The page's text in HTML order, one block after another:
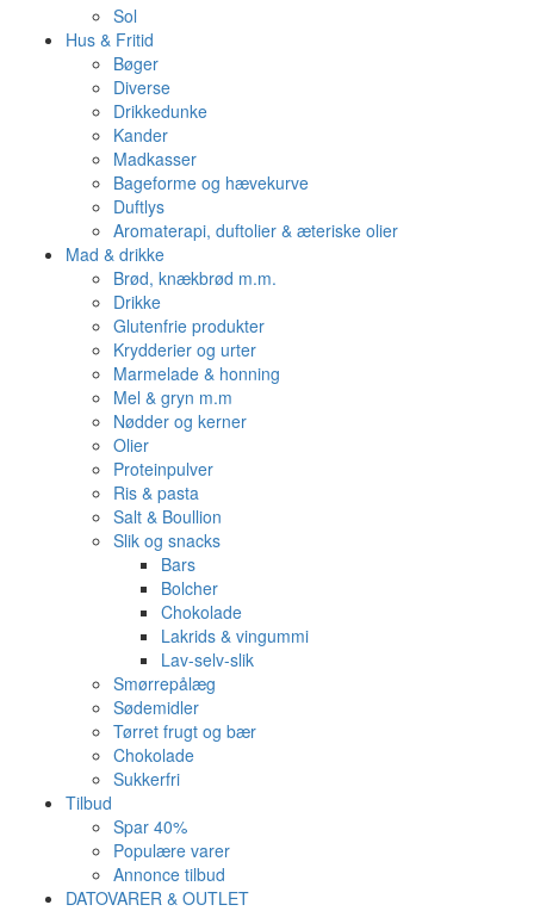
Sol
Hus & Fritid
Bøger
Diverse
Drikkedunke
Kander
Madkasser
Bageforme og hævekurve
Duftlys
Aromaterapi, duftolier & æteriske olier
Mad & drikke
Brød, knækbrød m.m.
Drikke
Glutenfrie produkter
Krydderier og urter
Marmelade & honning
Mel & gryn m.m
Nødder og kerner
Olier
Proteinpulver
Ris & pasta
Salt & Boullion
Slik og snacks
Bars
Bolcher
Chokolade
Lakrids & vingummi
Lav-selv-slik
Smørrepålæg
Sødemidler
Tørret frugt og bær
Chokolade
Sukkerfri
Tilbud
Spar 40%
Populære varer
Annonce tilbud
DATOVARER & OUTLET